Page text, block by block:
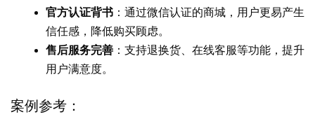
官方认证背书 ：通过微信认证的商城，用户更易产生
信任感，降低购买顾虑。
售后服务完善 ：支持退换货、在线客服等功能，提升
用户满意度。
案例参考：